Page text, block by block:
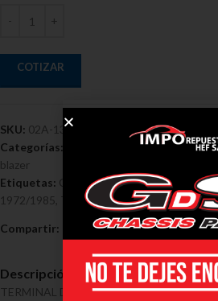
COTIZAR
SKU: 02A-1324
Categorías:
Terminales -
blazer
Etiquetas: Chevrolet,Direccion,Larga
1972/1985 Terminal
Compartir:
Descripción
TERMINAL DIRECCION LARGA